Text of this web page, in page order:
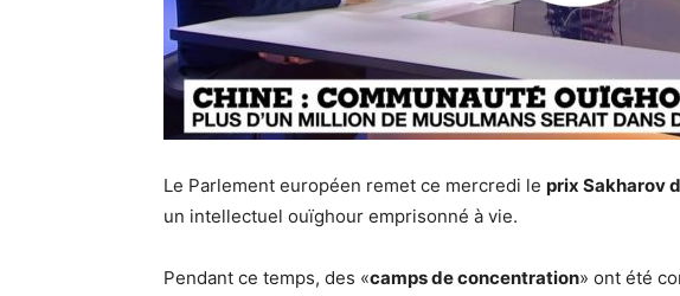
Le Parlement européen remet ce mercredi le prix Sakharov
un intellectuel ouïghour emprisonné à vie.
Pendant ce temps, des «camps de concentration» ont été